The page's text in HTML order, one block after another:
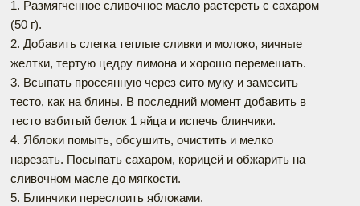
1. Размягченное сливочное масло растереть с сахаром
(50 г).
2. Добавить слегка теплые сливки и молоко, яичные
желтки, тертую цедру лимона и хорошо перемешать.
3. Всыпать просеянную через сито муку и замесить
тесто, как на блины. В последний момент добавить в
тесто взбитый белок 1 яйца и испечь блинчики.
4. Яблоки помыть, обсушить, очистить и мелко
нарезать. Посыпать сахаром, корицей и обжарить на
сливочном масле до мягкости.
5. Блинчики переслоить яблоками.